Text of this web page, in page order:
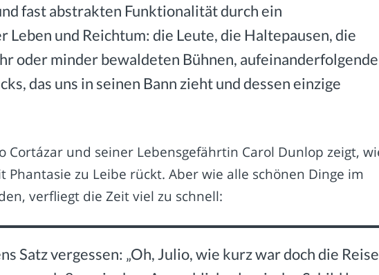
fast abstrakten Funktionalität durch ein
Leben und Reichtum: die Leute, die Haltepausen, die
oder minder bewaldeten Bühnen, aufeinanderfolgende
das uns in seinen Bann zieht und dessen einzige
Cortázar und seiner Lebensgefährtin Carol Dunlop zeigt,
zu Leibe rückt. Aber wie alle schönen Dinge im
verfliegt die Zeit viel zu schnell:
Satz vergessen: „Oh, Julio, wie kurz war doch die Reise